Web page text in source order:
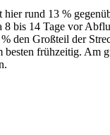
rund 13 %
14 Tage vor
Großteil der
frühzeitig. Am